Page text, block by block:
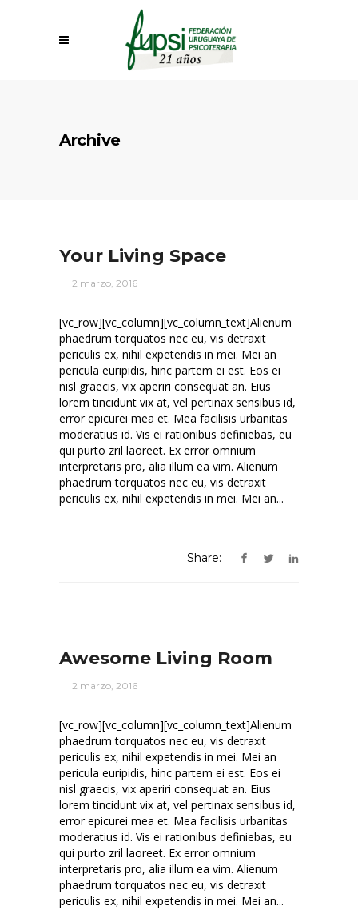
Archive
Your Living Space
2 marzo, 2016
[vc_row][vc_column][vc_column_text]Alienum
phaedrum torquatos nec eu, vis detraxit
periculis ex, nihil expetendis in mei. Mei an
pericula euripidis, hinc partem ei est. Eos ei
nisl graecis, vix aperiri consequat an. Eius
lorem tincidunt vix at, vel pertinax sensibus id,
error epicurei mea et. Mea facilisis urbanitas
moderatius id. Vis ei rationibus definiebas, eu
qui purto zril laoreet. Ex error omnium
interpretaris pro, alia illum ea vim. Alienum
phaedrum torquatos nec eu, vis detraxit
periculis ex, nihil expetendis in mei. Mei an...
Share:
Awesome Living Room
2 marzo, 2016
[vc_row][vc_column][vc_column_text]Alienum
phaedrum torquatos nec eu, vis detraxit
periculis ex, nihil expetendis in mei. Mei an
pericula euripidis, hinc partem ei est. Eos ei
nisl graecis, vix aperiri consequat an. Eius
lorem tincidunt vix at, vel pertinax sensibus id,
error epicurei mea et. Mea facilisis urbanitas
moderatius id. Vis ei rationibus definiebas, eu
qui purto zril laoreet. Ex error omnium
interpretaris pro, alia illum ea vim. Alienum
phaedrum torquatos nec eu, vis detraxit
periculis ex, nihil expetendis in mei. Mei an...